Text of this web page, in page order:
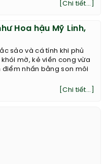
[Chi tiết...]
Hoa hậu Mỹ Linh,
sảo và cá tính khi phủ
mờ, kẻ viền cong vừa
điểm nhấn bằng son môi
[Chi tiết...]